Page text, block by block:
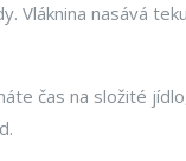
Vláknina nasává
čas na složité